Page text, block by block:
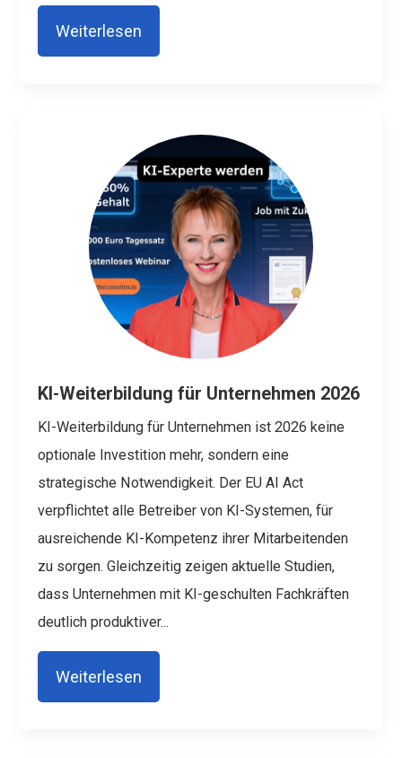
Weiterlesen
KI-Weiterbildung für Unternehmen 2026
KI-Weiterbildung für Unternehmen ist 2026 keine
optionale Investition mehr, sondern eine
strategische Notwendigkeit. Der EU AI Act
verpflichtet alle Betreiber von KI-Systemen, für
ausreichende KI-Kompetenz ihrer Mitarbeitenden
zu sorgen. Gleichzeitig zeigen aktuelle Studien,
dass Unternehmen mit KI-geschulten Fachkräften
deutlich produktiver...
Weiterlesen